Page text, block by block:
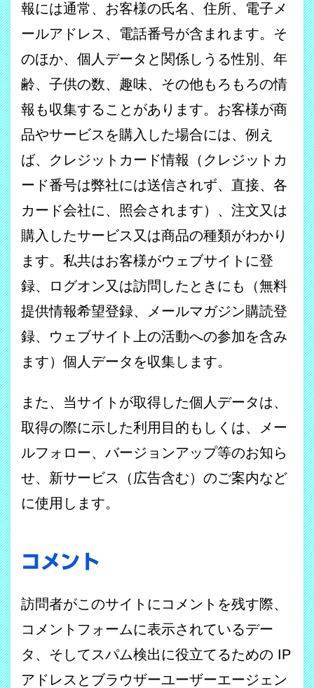
報には通常、お客様の氏名、住所、電子メ
ールアドレス、電話番号が含まれます。そ
のほか、個人データと関係しうる性別、年
齢、子供の数、趣味、その他もろもろの情
報も収集することがあります。お客様が商
品やサービスを購入した場合には、例え
ば、クレジットカード情報（クレジットカ
ード番号は弊社には送信されず、直接、各
カード会社に、照会されます）、注文又は
購入したサービス又は商品の種類がわかり
ます。私共はお客様がウェブサイトに登
録、ログオン又は訪問したときにも（無料
提供情報希望登録、メールマガジン購読登
録、ウェブサイト上の活動への参加を含み
ます）個人データを収集します。
また、当サイトが取得した個人データは、
取得の際に示した利用目的もしくは、メー
ルフォロー、バージョンアップ等のお知ら
せ、新サービス（広告含む）のご案内など
に使用します。
コメント
訪問者がこのサイトにコメントを残す際、
コメントフォームに表示されているデー
タ、そしてスパム検出に役立てるための IP
アドレスとブラウザーユーザーエージェン